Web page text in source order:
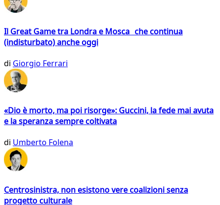
Il Great Game tra Londra e Mosca che continua
(indisturbato) anche oggi
di Giorgio Ferrari
«Dio è morto, ma poi risorge»: Guccini, la fede mai avuta
e la speranza sempre coltivata
di Umberto Folena
Centrosinistra, non esistono vere coalizioni senza
progetto culturale